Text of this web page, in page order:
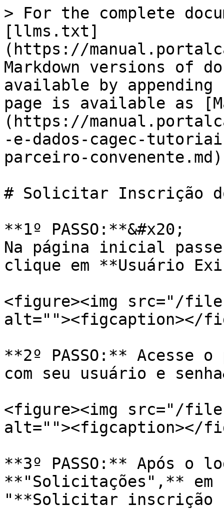
> For the complete
[llms.txt]
(https://
Markdown versions of
available by
page is available as
(https://
-e-dados-cagec-
parceiro-
# Solicitar Inscrição
**1º PASSO:**&#x20;
Na página inicial passe
clique em **Usuário
<figure><img src="/
alt=""><figcaption></
**2º PASSO:** Acesse
com seu usuário e
<figure><img src="/
alt=""><figcaption></
**3º PASSO:** Após o
**"Solicitações",** em
"**Solicitar inscrição